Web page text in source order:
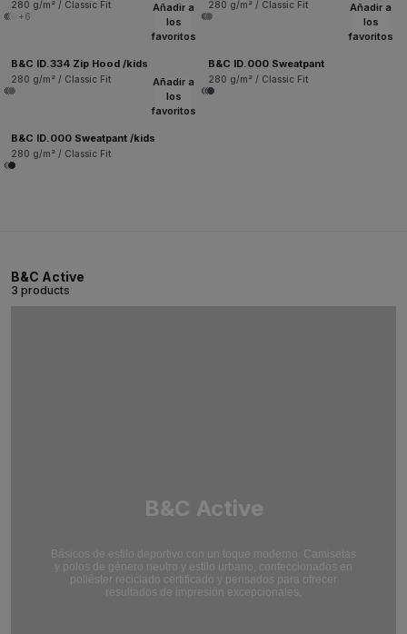
280 g/m² / Classic Fit
+6
280 g/m² / Classic Fit
Añadir a
los
favoritos
B&C ID.334 Zip Hood /kids
280 g/m² / Classic Fit
Añadir a
los
favoritos
B&C ID.000 Sweatpant
280 g/m² / Classic Fit
Añadir a
los
favoritos
B&C ID.000 Sweatpant /kids
280 g/m² / Classic Fit
B&C Active
3 products
B&C Active
Básicos de estilo deportivo con un toque moderno. Camisetas
y polos de género neutro y estilo urbano, confeccionados en
poliéster reciclado certificado y pensados para ofrecer
resultados de impresión excepcionales.